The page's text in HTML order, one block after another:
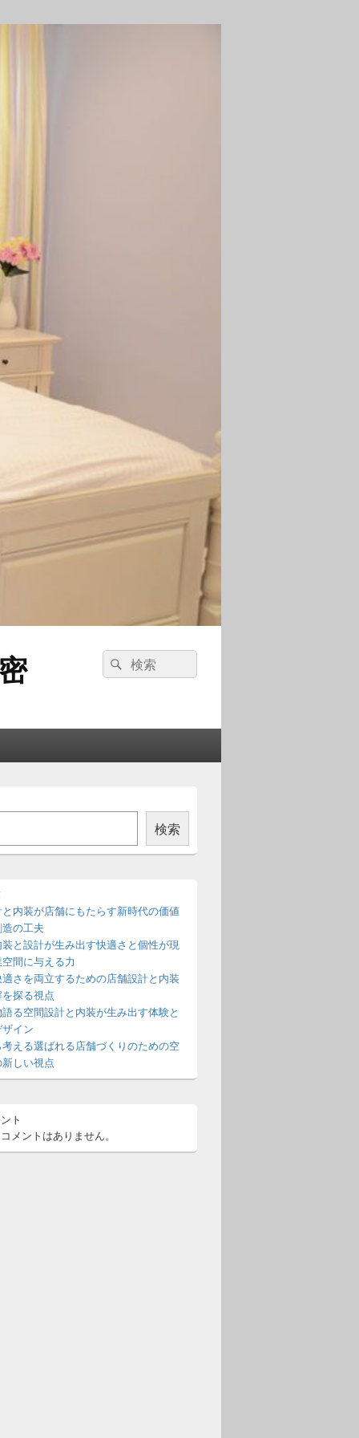
検
索:
検
索
検索
内装が店舗にもたらす新時代の価値
の工夫
と設計が生み出す快適さと個性が現
間に与える力
さを両立するための店舗設計と内装
探る視点
る空間設計と内装が生み出す体験と
イン
える選ばれる店舗づくりのための空
しい視点
ト
メントはありません。